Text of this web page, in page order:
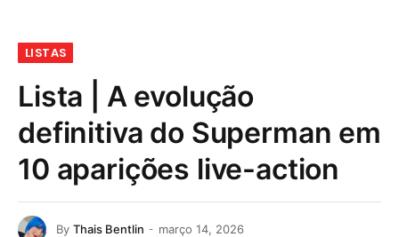
LISTAS
Lista | A evolução
definitiva do Superman em
10 aparições live-action
By Thais Bentlin
março 14, 2026